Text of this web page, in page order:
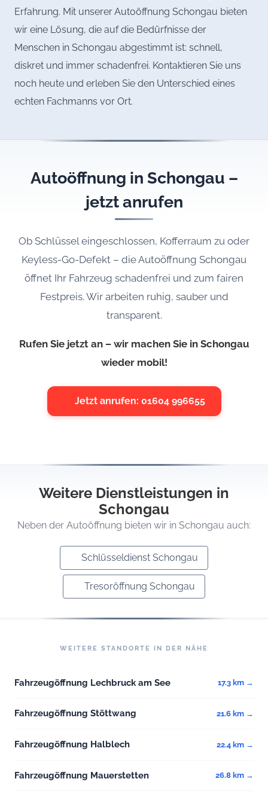
Erfahrung. Mit unserer Autoöffnung Schongau bieten
wir eine Lösung, die auf die Bedürfnisse der
Menschen in Schongau abgestimmt ist: schnell,
diskret und immer schadenfrei. Kontaktieren Sie uns
noch heute und erleben Sie den Unterschied eines
echten Fachmanns vor Ort.
Autoöffnung in Schongau –
jetzt anrufen
Ob Schlüssel eingeschlossen, Kofferraum zu oder
Keyless-Go-Defekt – die Autoöffnung Schongau
öffnet Ihr Fahrzeug schadenfrei und zum fairen
Festpreis. Wir arbeiten ruhig, sauber und
transparent.
Rufen Sie jetzt an – wir machen Sie in Schongau
wieder mobil!
Jetzt anrufen: 01604 996655
Weitere Dienstleistungen in
Schongau
Neben der Autoöffnung bieten wir in Schongau auch:
Schlüsseldienst Schongau
Tresoröffnung Schongau
WEITERE STANDORTE IN DER NÄHE
Fahrzeugöffnung Lechbruck am See 17.3 km →
Fahrzeugöffnung Stöttwang 21.6 km →
Fahrzeugöffnung Halblech 22.4 km →
Fahrzeugöffnung Mauerstetten 26.8 km →